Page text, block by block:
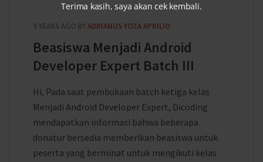
9 YEARS AGO BY ADRIANUS YOZA APRILIO
Beasiswa Menjadi Android
Developer Expert Batch III
Hi, Pada saat pembukaan batch ketiga kelas
Menjadi Android Developer Expert, Dicoding
mendapatkan informasi bahwa beberapa
donatur bersedia memberikan beasiswa untuk
peserta yang berminat untuk mengikuti kelas
Terima kasih, saya akan cek kembali.